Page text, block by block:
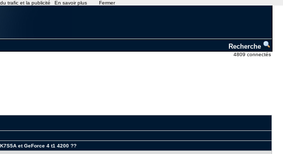
Recherche
4809 connectés
et GeForce 4 t1 4200 ??
trafic et la publicité En savoir plus Fermer